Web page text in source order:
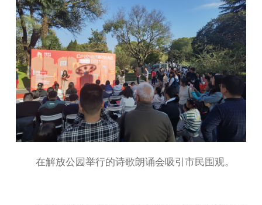
在解放公园举行的诗歌朗诵会吸引市民围观。